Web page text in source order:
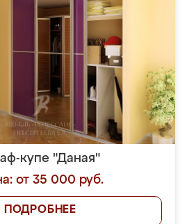
купе "Даная"
от 35 000 руб.
ПОДРОБНЕЕ